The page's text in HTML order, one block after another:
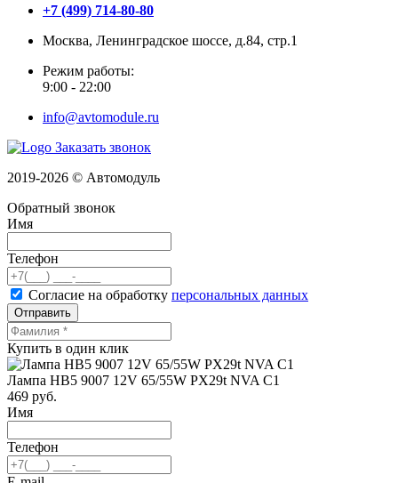
+7 (499) 714-80-80
Москва, Ленинградское шоссе, д.84, стр.1
Режим работы:
9:00 - 22:00
info@avtomodule.ru
Заказать звонок
2019-2026 © Автомодуль
Обратный звонок
Имя
Телефон
Согласие на обработку персональных данных
Отправить
Купить в один клик
Лампа HB5 9007 12V 65/55W PX29t NVA C1
469 руб.
Имя
Телефон